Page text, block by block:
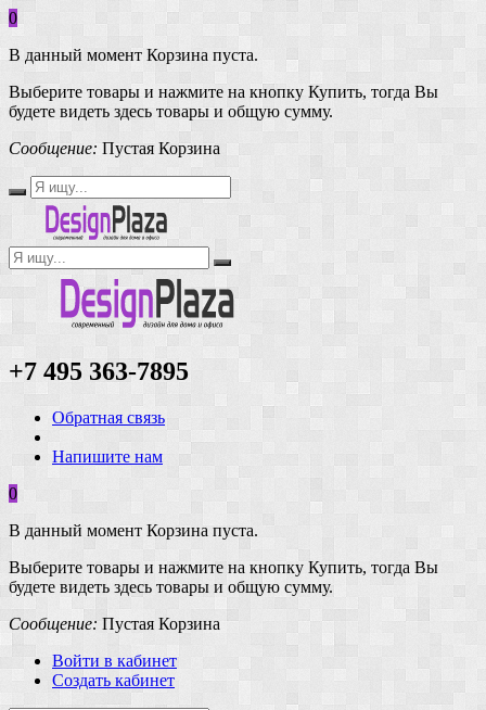
0
В данный момент Корзина пуста.
Выберите товары и нажмите на кнопку Купить, тогда Вы
будете видеть здесь товары и общую сумму.
Сообщение: Пустая Корзина
+7 495 363-7895
Обратная связь
Напишите нам
0
В данный момент Корзина пуста.
Выберите товары и нажмите на кнопку Купить, тогда Вы
будете видеть здесь товары и общую сумму.
Сообщение: Пустая Корзина
Войти в кабинет
Создать кабинет